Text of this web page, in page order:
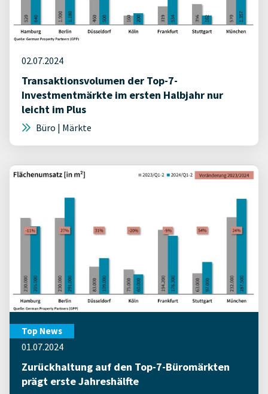
02.07.2024
Transaktionsvolumen der Top-7-
Investmentmärkte im ersten Halbjahr nur
leicht im Plus
Büro | Märkte
Top News
01.07.2024
Zurückhaltung auf den Top-7-Büromärkten
prägt erste Jahreshälfte